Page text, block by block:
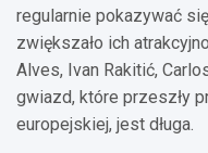
regularnie pokazywać
zwiększało ich
Alves, Ivan Rakitić,
gwiazd, które przeszły
europejskiej, jest długa.